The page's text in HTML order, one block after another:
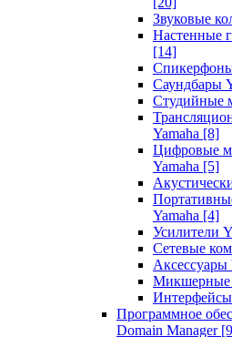
Звуковые
Настенные
[14]
Саундбары
Студийные
Yamaha [8]
Цифровые
Yamaha [5]
Yamaha [4]
Усилители
Сетевые
Аксессуары
Микшерные
Интерфейсы
Программное
Domain Manager